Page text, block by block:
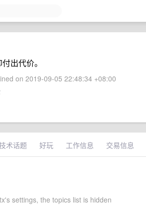
出代价。
on 2019-09-05 22:48:34 +08:00
术话题 好玩 工作信息 交易信息
settings, the topics list is hidden